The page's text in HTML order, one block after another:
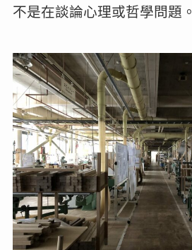
不是在談論心理或哲學問題。